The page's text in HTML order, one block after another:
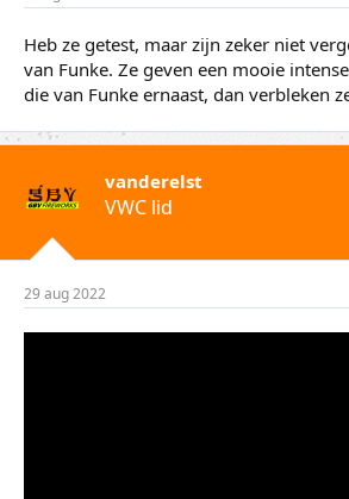
Heb ze getest, maar zijn zeker niet
van Funke. Ze geven een mooie
die van Funke ernaast, dan verbleken
vanderelst
VWC lid
29 aug 2022